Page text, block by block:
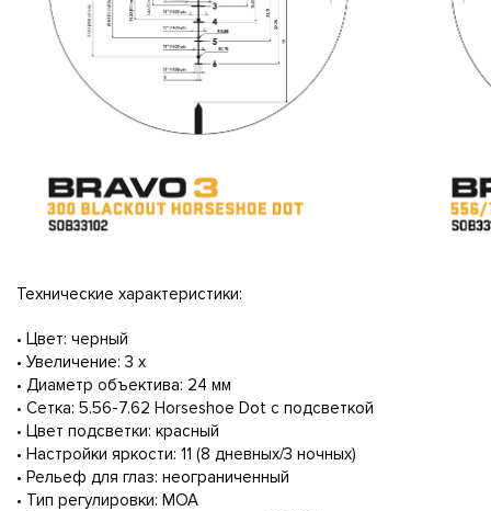
Технические характеристики:
• Цвет: черный
• Увеличение: 3 х
• Диаметр объектива: 24 мм
• Сетка: 5.56-7.62 Ноrsеshое Dоt с подсветкой
• Цвет подсветки: красный
• Настройки яркости: 11 (8 дневных/3 ночных)
• Рельеф для глаз: неограниченный
• Тип регулировки: МОА